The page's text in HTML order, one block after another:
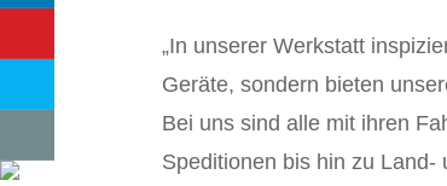
„In unserer Werkstatt
Geräte, sondern bieten
Bei uns sind alle mit ihren
Speditionen bis hin zu